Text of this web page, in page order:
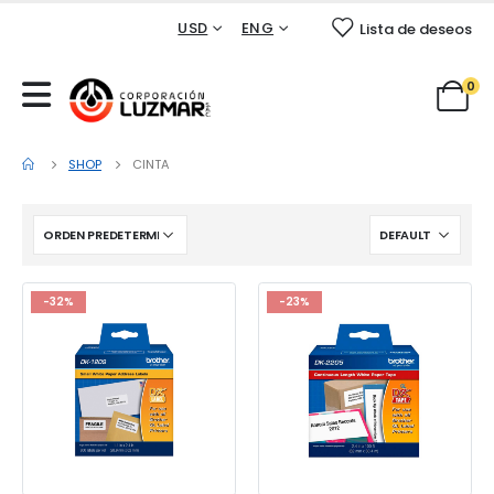
USD ENG Lista de deseos
0
SHOP CINTA
-32% -23%